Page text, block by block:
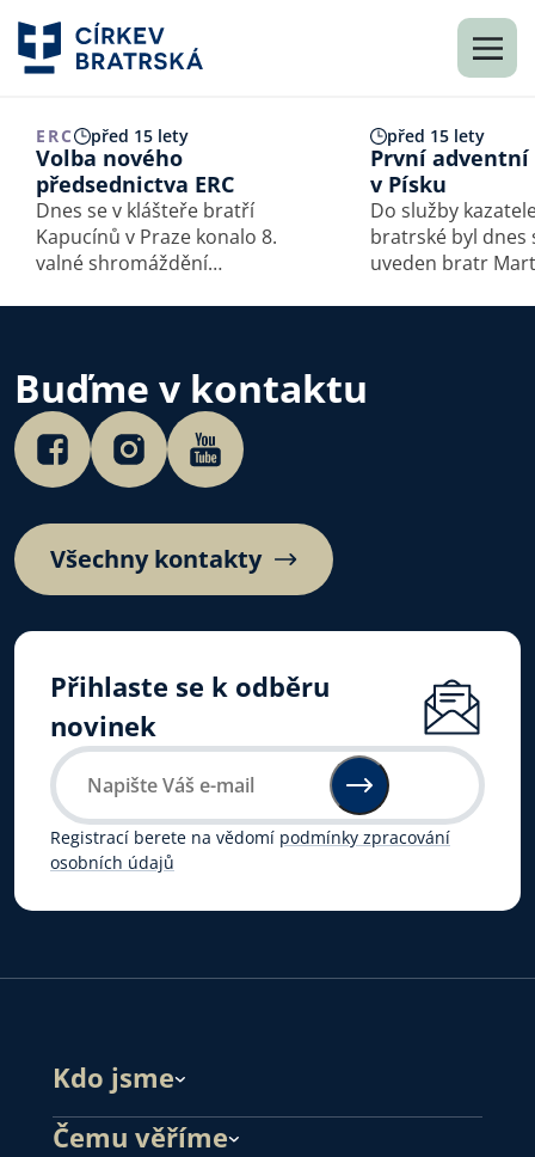
ERC před 15 lety
Volba nového
předsednictva ERC
Dnes se v klášteře bratří
Kapucínů v Praze konalo 8.
valné shromáždění
záležitosti svých 11
členských církví. Kromě
schvalování výroční zprávy…
před 15 lety
První adventní
v Písku
Do služby
bratrské byl dnes
uveden bratr
Buďme v kontaktu
Všechny kontakty
Přihlaste se k odběru
novinek
Registrací berete na vědomí podmínky zpracování
osobních údajů
Kdo jsme
Čemu věříme